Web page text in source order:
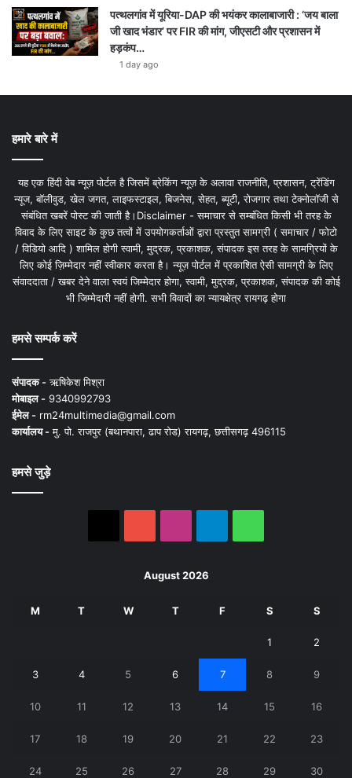
पत्थलगांव में यूरिया-DAP की भयंकर कालाबाजारी : ‘जय बाला
जी खाद भंडार’ पर FIR की मांग, जीएसटी और प्रशासन में
हड़कंप…
1 day ago
हमारे बारे में
यह एक हिंदी वेब न्यूज़ पोर्टल है जिसमें ब्रेकिंग न्यूज़ के अलावा राजनीति, प्रशासन, ट्रेंडिंग
न्यूज, बॉलीवुड, खेल जगत, लाइफस्टाइल, बिजनेस, सेहत, ब्यूटी, रोजगार तथा टेक्नोलॉजी से
संबंधित खबरें पोस्ट की जाती है।Disclaimer - समाचार से सम्बंधित किसी भी तरह के
विवाद के लिए साइट के कुछ तत्वों में उपयोगकर्ताओं द्वारा प्रस्तुत सामग्री ( समाचार / फोटो
/ विडियो आदि ) शामिल होगी स्वामी, मुद्रक, प्रकाशक, संपादक इस तरह के सामग्रियों के
लिए कोई ज़िम्मेदार नहीं स्वीकार करता है। न्यूज़ पोर्टल में प्रकाशित ऐसी सामग्री के लिए
संवाददाता / खबर देने वाला स्वयं जिम्मेदार होगा, स्वामी, मुद्रक, प्रकाशक, संपादक की कोई
भी जिम्मेदारी नहीं होगी. सभी विवादों का न्यायक्षेत्र रायगढ़ होगा
हमसे सम्पर्क करें
संपादक -ऋषिकेश मिश्रा
मोबाइल - 9340992793
ईमेल - rm24multimedia@gmail.com
कार्यालय -मु. पो. राजपुर (बथानपारा, ढाप रोड) रायगढ़, छत्तीसगढ़ 496115
हमसे जुड़े
August 2026
M T W T F S S
1 2
3 4 5 6 7 8 9
10 11 12 13 14 15 16
17 18 19 20 21 22 23
24 25 26 27 28 29 30